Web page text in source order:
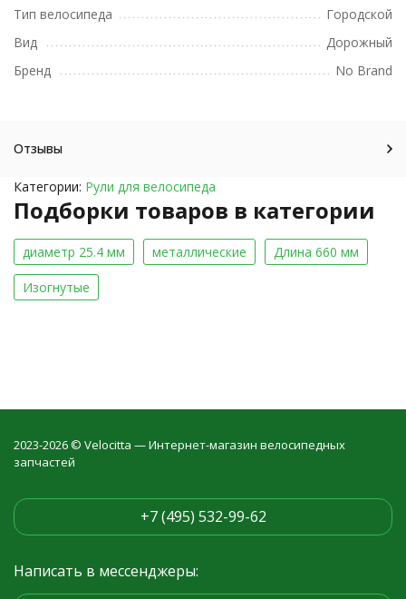
Тип велосипеда
Городской
Вид
Дорожный
Бренд
No Brand
Отзывы
Категории: Рули для велосипеда
Подборки товаров в категории
диаметр 25.4 мм металлические Длина 660 мм
Изогнутые
2023-2026 © Velocitta — Интернет-магазин велосипедных
запчастей
+7 (495) 532-99-62
Написать в мессенджеры: